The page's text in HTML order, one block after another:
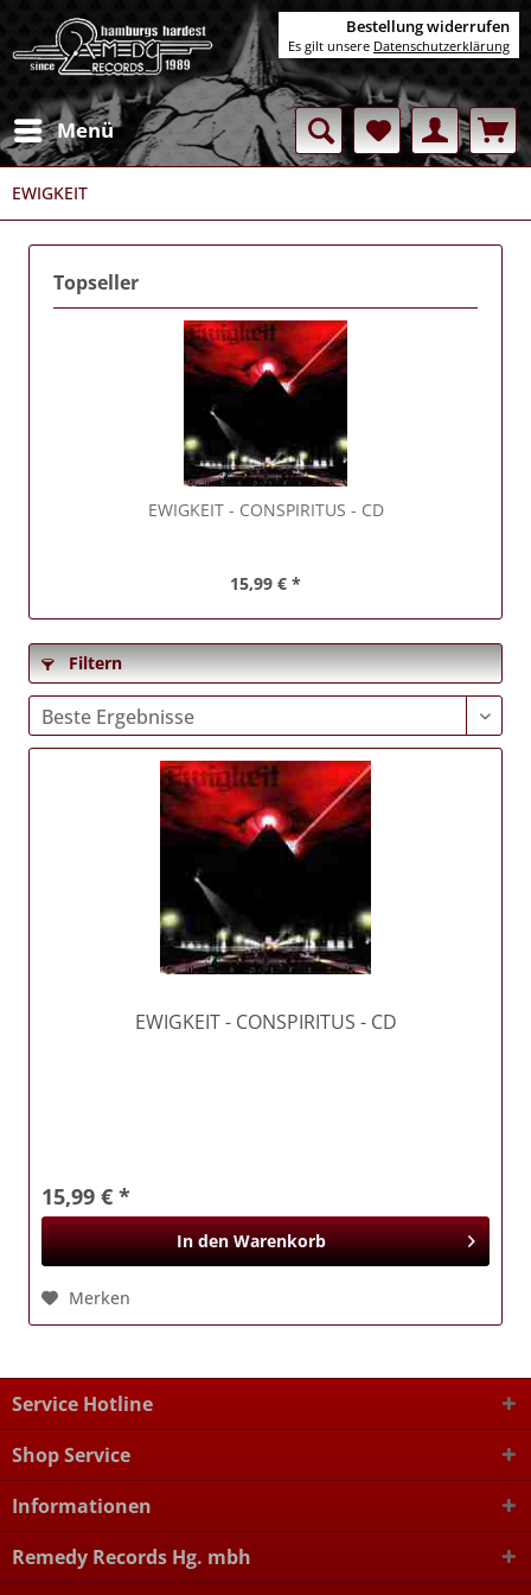
Menü
EWIGKEIT
Topseller
EWIGKEIT- CONSPIRITUS - CD
15,99 € *
Filtern
EWIGKEIT- CONSPIRITUS - CD
15,99 € *
In den Warenkorb
Merken
Service Hotline
Shop Service
Informationen
Remedy Records Hg. mbh
Bestellung widerrufen
Es gilt unsere Datenschutzerklärung